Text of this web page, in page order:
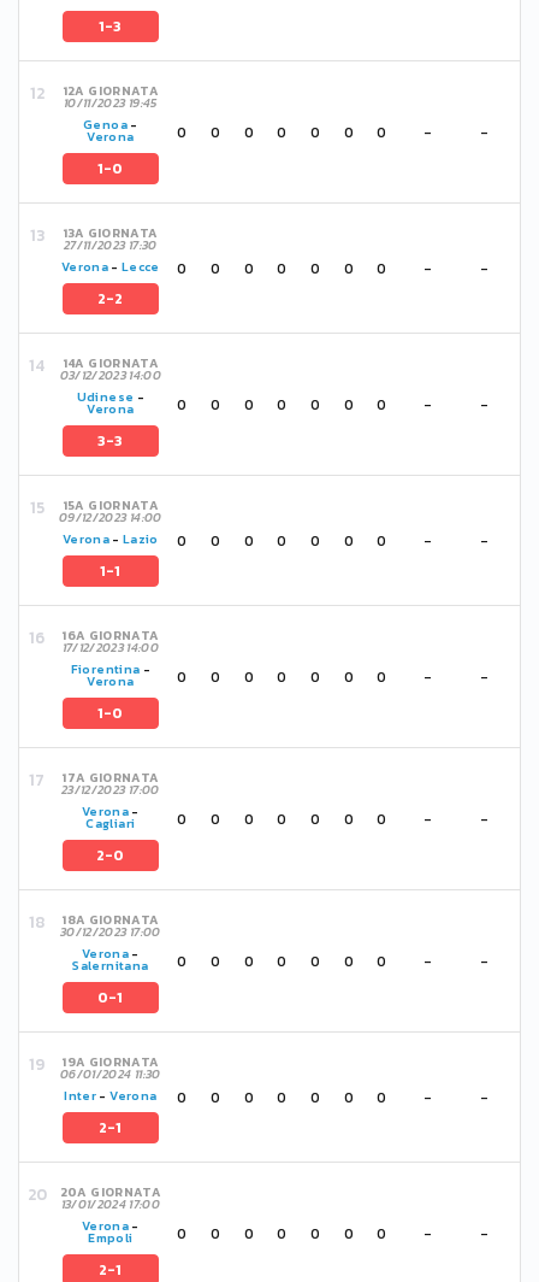
1-3
12A GIORNATA
10/11/2023 19:45
Genoa-
Verona
1-0
0 0 0 0 0 0 0 - -
13A GIORNATA
27/11/2023 17:30
Verona -Lecce
2-2
0 0 0 0 0 0 0 - -
14A GIORNATA
03/12/2023 14:00
Udinese -
Verona
3-3
0 0 0 0 0 0 0 - -
15A GIORNATA
09/12/2023 14:00
Verona -Lazio
1-1
0 0 0 0 0 0 0 - -
16A GIORNATA
17/12/2023 14:00
Fiorentina -
Verona
1-0
0 0 0 0 0 0 0 - -
17A GIORNATA
23/12/2023 17:00
Verona -
Cagliari
2-0
0 0 0 0 0 0 0 - -
18A GIORNATA
30/12/2023 17:00
Verona -
Salernitana
0-1
0 0 0 0 0 0 0 - -
19A GIORNATA
06/01/2024 11:30
Inter -Verona
2-1
0 0 0 0 0 0 0 - -
20A GIORNATA
13/01/2024 17:00
Verona -
Empoli
2-1
0 0 0 0 0 0 0 - -